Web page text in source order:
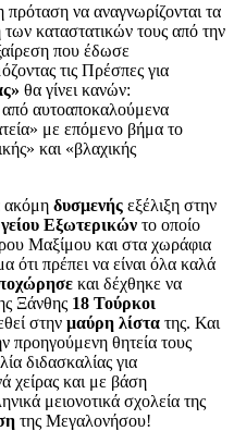
να αναγνωρίζονται τα
καταστατικών τους από την
που έδωσε
τις Πρέσπες για
θα γίνει κανών:
αυτοαποκαλούμενα
με επόμενο βήμα το
και «βλαχικής
ακόμη δυσμενής εξέλιξη στην
Εξωτερικών το οποίο
Μαξίμου και στα χωράφια
ότι πρέπει να είναι όλα καλά
και δέχθηκε να
Ξάνθης 18 Τούρκοι
στην μαύρη λίστα της. Και
προηγούμενη θητεία τους
διδασκαλίας για
χείρας και με βάση
μειονοτικά σχολεία της
της Μεγαλονήσου!